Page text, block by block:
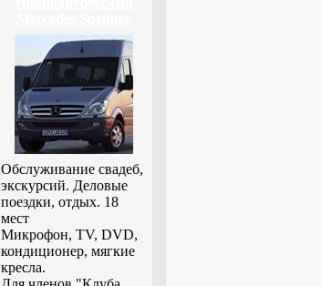
Обслуживание свадеб,
экскурсий. Деловые
поездки, отдых. 18
мест
Микрофон, TV, DVD,
кондиционер, мягкие
кресла.